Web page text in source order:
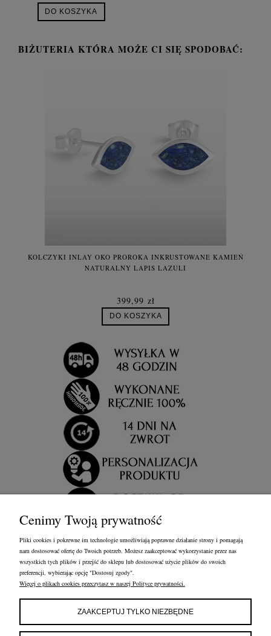
DO KOSZYKA
BIŻUTERIA KTÓRA MOŻE CI SIĘ SPODOBAĆ:
KOLCZYKI INLAY OKO PROROKA INKRUSTOWANE KAMIEŃ
NATURALNY LAPIS LAZULI
399,99 zł
DO KOSZYKA
OBSŁUGA KLIENTA FRANCOW JEWELRY
FRANCOW JEWELRY
Cenimy Twoją prywatność
Pliki cookies i pokrewne im technologie umożliwiają poprawne działanie strony i pomagają
nam dostosować ofertę do Twoich potrzeb. Możesz zaakceptować wykorzystanie przez nas
wszystkich tych plików i przejść do sklepu lub dostosować użycie plików do swoich
preferencji, wybierając opcję "Dostosuj zgody".
Więcej o plikach cookies przeczytasz w naszej Polityce prywatności.
ZAAKCEPTUJ TYLKO NIEZBĘDNE